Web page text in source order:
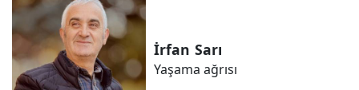
İrfan Sarı
Yaşama ağrısı